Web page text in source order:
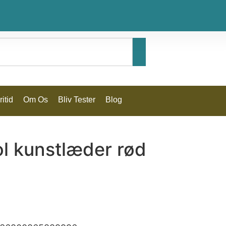
Om Os Bliv Tester Blog
kunstlæder rød